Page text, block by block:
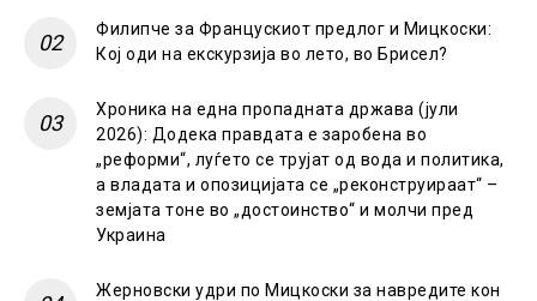
Филипче за Францускиот предлог и Мицкоски:
Кој оди на екскурзија во лето, во Брисел?
Хроника на една пропадната држава (јули
2026): Додека правдата е заробена во
„реформи“, луѓето се трујат од вода и политика,
а владата и опозицијата се „реконструираат“ –
земјата тоне во „достоинство“ и молчи пред
Украина
Жерновски удри по Мицкоски за навредите кон